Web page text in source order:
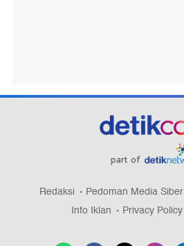
part of
Redaksi Pedoman Media Siber
Info Iklan
Privacy Policy